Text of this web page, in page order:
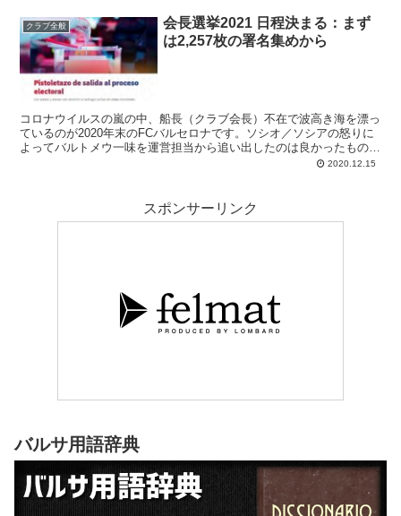
クラブ全般
会長選挙2021 日程決まる：まず
は2,257枚の署名集めから
コロナウイルスの嵐の中、船長（クラブ会長）不在で波高き海を漂っ
ているのが2020年末のFCバルセロナです。ソシオ／ソシアの怒りに
よってバルトメウ一味を運営担当から追い出したのは良かったもの
の、シーズン途中に最高責任者がいなくなるデメリットも大きく。会
2020.12.15
スポンサーリンク
バルサ用語辞典